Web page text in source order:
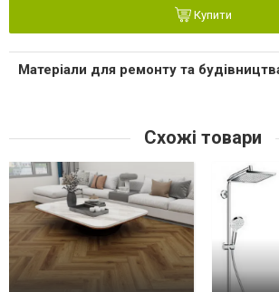
Купити
Матеріали для ремонту та
Схожі товари